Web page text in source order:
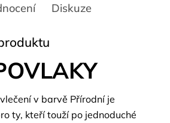
Diskuze
v barvě Přírodní je
ty, kteří touží po jednoduché